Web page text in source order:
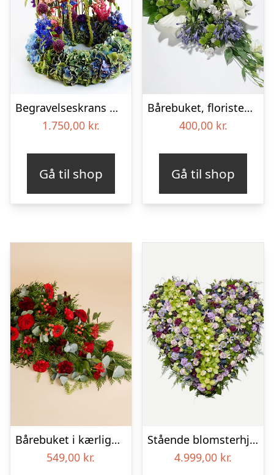
Begravelseskrans med hortensia og farverige detaljer – Blomster til begravelse
1.750,00 kr.
Gå til shop
Bårebuket, floristens valg – Blomster til begravelse
400,00 kr.
Gå til shop
Bårebuket i kærlighedens farver
549,00 kr.
Stående blomsterhjerte – Et eksklusivt farvel
4.999,00 kr.